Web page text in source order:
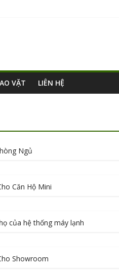
VẶT LIÊN HỆ
Ngủ
Căn Hộ Mini
của hệ thống máy lạnh
Showroom